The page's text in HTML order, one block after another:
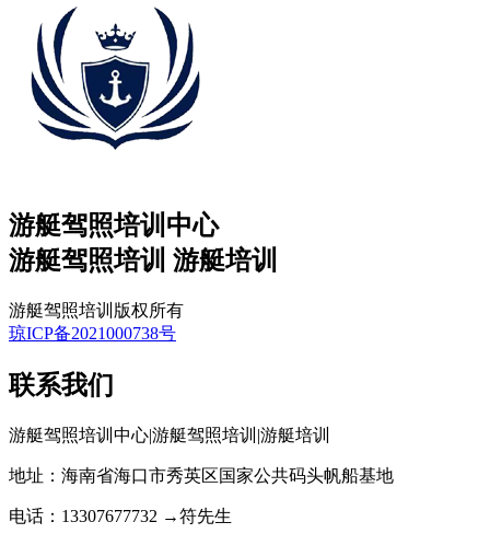
游艇驾照培训中心
游艇驾照培训 游艇培训
游艇驾照培训版权所有
琼ICP备2021000738号
联系我们
游艇驾照培训中心|游艇驾照培训|游艇培训
地址：海南省海口市秀英区国家公共码头帆船基地
电话：13307677732 →符先生